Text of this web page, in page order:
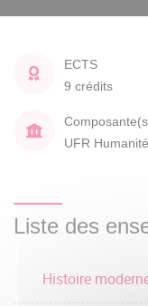
ECTS
9 crédits
UFR
Liste des
Histoire